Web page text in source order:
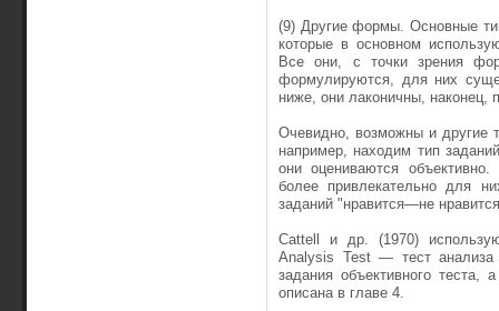
(9) Другие формы. Основные
которые в основном
Все они, с точки зрения
формулируются, для них
ниже, они лаконичны, наконец,
Очевидно, возможны и другие
например, находим тип
они оцениваются
более при­влекательно для
заданий "нравится—не
Cattell и др. (1970)
Analysis Test — тест
задания объективного теста,
описана в главе 4.